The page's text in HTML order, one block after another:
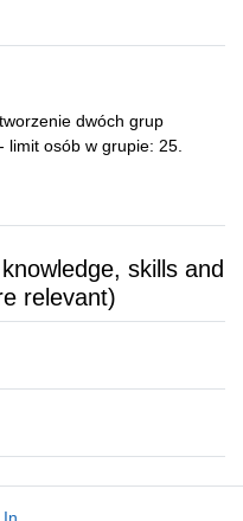
dwóch grup
limit osób w grupie: 25.
skills and
relevant)